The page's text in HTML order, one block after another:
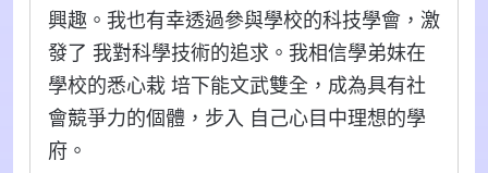
興趣。我也有幸透過參與學校的科技學會，激
發了 我對科學技術的追求。我相信學弟妹在
學校的悉心栽 培下能文武雙全，成為具有社
會競爭力的個體，步入 自己心目中理想的學
府。